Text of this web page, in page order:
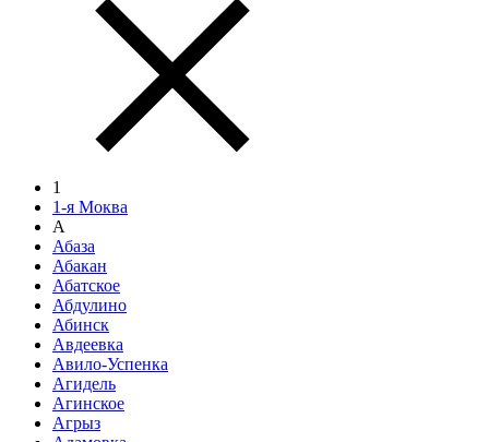
1
1-я Моква
А
Абаза
Абакан
Абатское
Абдулино
Абинск
Авдеевка
Авило-Успенка
Агидель
Агинское
Агрыз